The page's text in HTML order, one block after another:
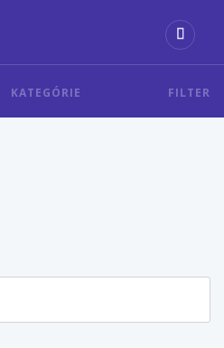
KATEGÓRIE FILTER